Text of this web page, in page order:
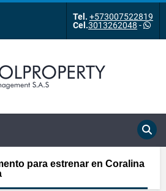
Tel. +573007522819
Cel.3013262048 -
para estrenar en Coralina